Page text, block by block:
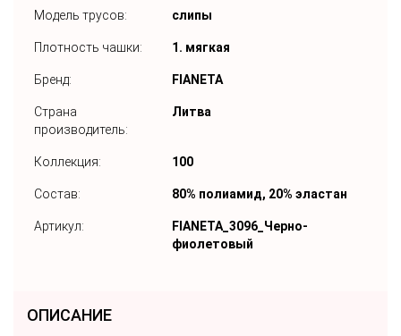
Модель трусов: слипы
Плотность чашки: 1. мягкая
Бренд: FIANETA
Страна
производитель:
Литва
Коллекция: 100
Состав: 80% полиамид, 20% эластан
Артикул:
FIANETA_3096_Черно-
фиолетовый
ОПИСАНИЕ